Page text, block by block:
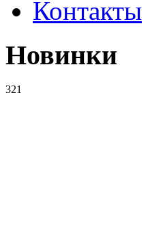
Контакты
Новинки
321